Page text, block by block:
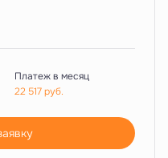
Платеж в месяц
22 517руб.